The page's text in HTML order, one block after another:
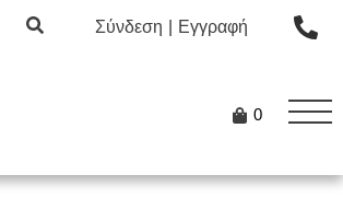
Σύνδεση Εγγραφή
0